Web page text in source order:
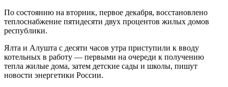
По состоянию на вторник, первое декабря, восстановлено
теплоснабжение пятидесяти двух процентов жилых домов
республики.
Ялта и Алушта с десяти часов утра приступили к вводу
котельных в работу — первыми на очереди к получению
тепла жилые дома, затем детские сады и школы, пишут
новости энергетики России.